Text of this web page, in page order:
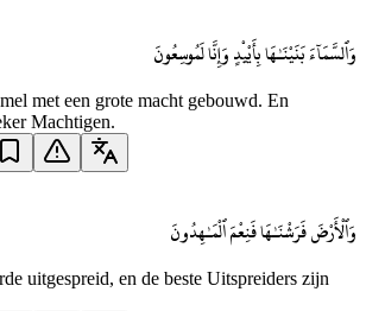
وَٱلسَّمَآءَ بَنَيْنَـٰهَا بِأَيْي۟دٍ وَإِنَّا لَمُوسِعُونَ
met een grote macht gebouwd. En
Machtigen.
وَٱلْأَرْضَ فَرَشْنَـٰهَا فَنِعْمَ ٱلْمَـٰهِدُونَ
uitgespreid, en de beste Uitspreiders zijn